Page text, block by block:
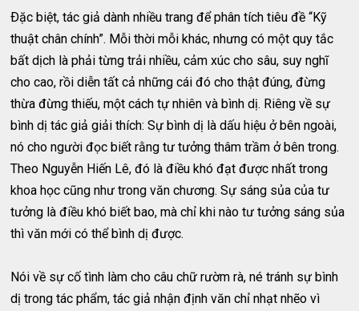
Ðặc biệt, tác giả dành nhiều trang để phân tích tiêu đề “Kỹ
thuật chân chính”. Mỗi thời mỗi khác, nhưng có một quy tắc
bất dịch là phải từng trải nhiều, cảm xúc cho sâu, suy nghĩ
cho cao, rồi diễn tất cả những cái đó cho thật đúng, đừng
thừa đừng thiếu, một cách tự nhiên và bình dị. Riêng về sự
bình dị tác giả giải thích: Sự bình dị là dấu hiệu ở bên ngoài,
nó cho người đọc biết rằng tư tưởng thâm trầm ở bên trong.
Theo Nguyễn Hiến Lê, đó là điều khó đạt được nhất trong
khoa học cũng như trong văn chương. Sự sáng sủa của tư
tưởng là điều khó biết bao, mà chỉ khi nào tư tưởng sáng sủa
thì văn mới có thể bình dị được.
Nói về sự cố tình làm cho câu chữ rườm rà, né tránh sự bình
dị trong tác phẩm, tác giả nhận định văn chỉ nhạt nhẽo vì